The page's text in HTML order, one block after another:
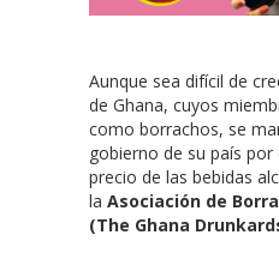
Aunque sea difícil de
de Ghana, cuyos
como borrachos, se
gobierno de su país
precio de las bebidas
la Asociación de
(The Ghana